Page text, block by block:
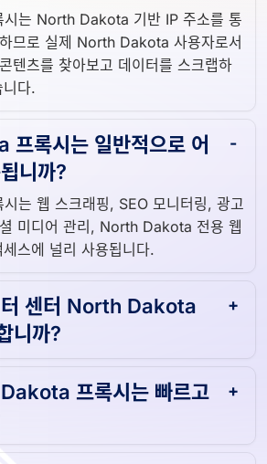
는 North Dakota 기반 IP 주소를 통
므로 실제 North Dakota 사용자로서
텐츠를 찾아보고 데이터를 스크랩하
다.
록시는 일반적으로 어
니까?
는 웹 스크래핑, SEO 모니터링, 광고
미디어 관리, North Dakota 전용 웹
스에 널리 사용됩니다.
터 센터 North Dakota
니까?
프록시는 빠르고